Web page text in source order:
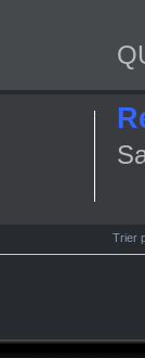
Trier